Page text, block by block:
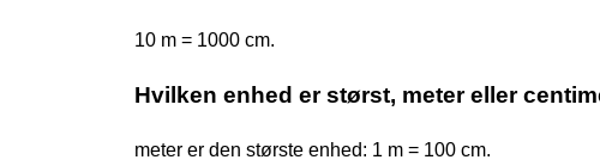
10 m = 1000 cm.
Hvilken enhed er størst, meter eller
meter er den største enhed: 1 m = 100 cm.